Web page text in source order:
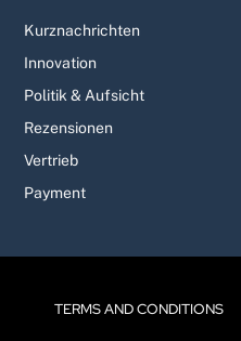
Kurznachrichten
Innovation
Politik & Aufsicht
Rezensionen
Vertrieb
Payment
TERMS AND CONDITIONS